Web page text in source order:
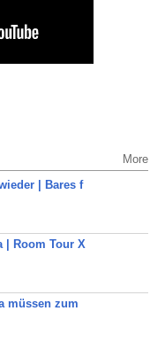
More
| Bares f
| Room Tour X
müssen zum